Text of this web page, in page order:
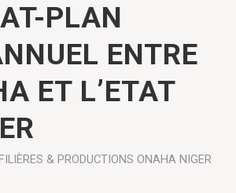
PLAN
ENTRE
ET L’ETAT
& PRODUCTIONS ONAHA NIGER